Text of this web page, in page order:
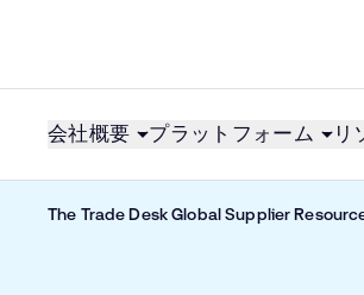
会社概要 プラットフォーム リ
The Trade Desk Global Supplier